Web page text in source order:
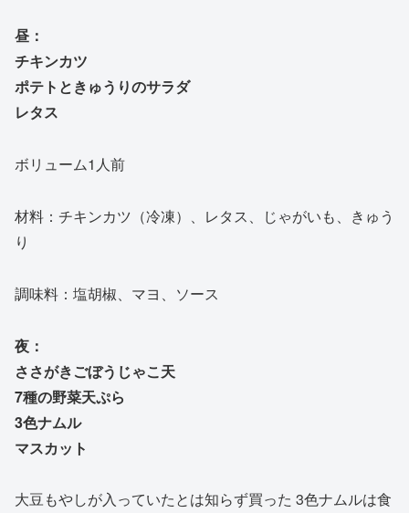
昼：
チキンカツ
ポテトときゅうりのサラダ
レタス
ボリューム1人前
材料：チキンカツ（冷凍）、レタス、じゃがいも、きゅう
り
調味料：塩胡椒、マヨ、ソース
夜：
ささがきごぼうじゃこ天
7種の野菜天ぷら
3色ナムル
マスカット
大豆もやしが入っていたとは知らず買った 3色ナムルは食